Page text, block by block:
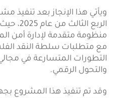
ويأتي هذا الإنجاز بعد تنفيذ
الربع
منظومة متقدمة لإدارة أمن
مع متطلبات سلطة النقد
التطورات المتسارعة في
والتحول الرقمي.
وقد تم تنفيذ هذا المشروع